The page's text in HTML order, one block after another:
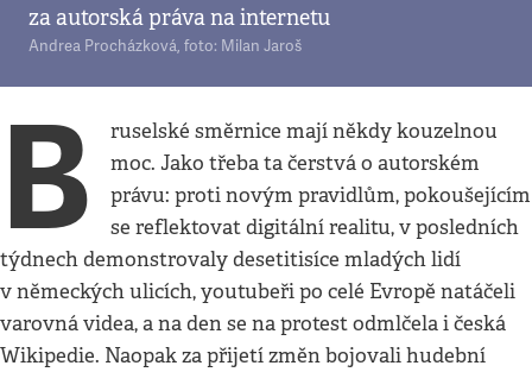
za autorská práva na internetu
Andrea Procházková, foto: Milan Jaroš
B
ruselské směrnice mají někdy kouzelnou
moc. Jako třeba ta čerstvá o autorském
právu: proti novým pravidlům, pokoušejícím
se reflektovat digitální realitu, v posledních
týdnech demonstrovaly desetitisíce mladých lidí
v německých ulicích, youtubeři po celé Evropě natáčeli
varovná videa, a na den se na protest odmlčela i česká
Wikipedie. Naopak za přijetí změn bojovali hudební